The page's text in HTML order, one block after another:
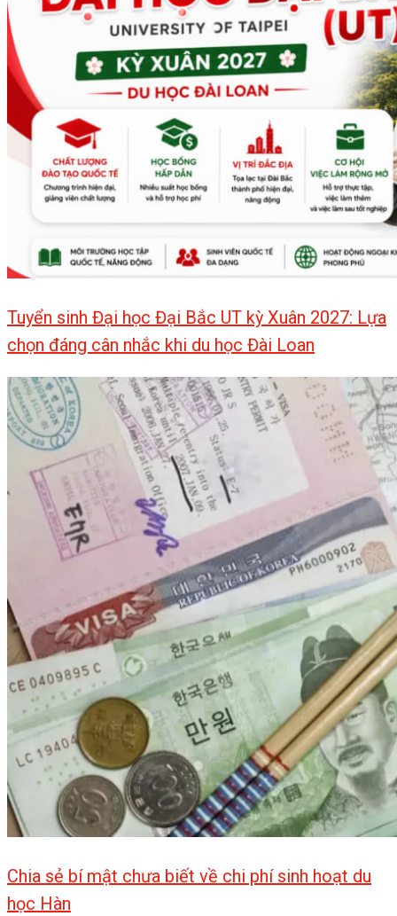
Tuyển sinh Đại học Đại Bắc UT kỳ Xuân 2027: Lựa
chọn đáng cân nhắc khi du học Đài Loan
Chia sẻ bí mật chưa biết về chi phí sinh hoạt du
học Hàn